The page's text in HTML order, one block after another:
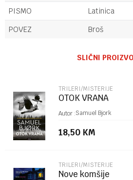
PISMO
Latinica
POVEZ
Broš
Poruka
SLIČNI
TRILERI/MISTERIJE
OTOK VRANA
Autor :Samuel Bjork
18,50 KM
TRILERI/MISTERIJE
Nove komšije